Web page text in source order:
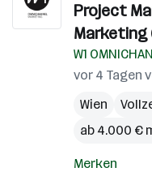
Project
Marketing
W1
vor 4 Tagen
Wien
ab 4.000 €
Merken